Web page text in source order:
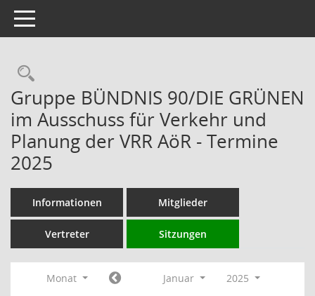
Toggle navigation
Rechercheauswahl
Gruppe BÜNDNIS 90/DIE GRÜNEN
im Ausschuss für Verkehr und
Planung der VRR AöR - Termine
2025
Informationen Mitglieder
Vertreter Sitzungen
Monat Januar
2025